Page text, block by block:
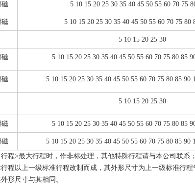
磁 5 10 15 20 25 30 35 40 45 50 55 60 70 75
磁 5 10 15 20 25 30 35 40 45 50 55 60 70 75 80
5 10 15 20 25 30
磁 5 10 15 20 25 30 35 40 45 50 55 60 70 75 80 85
磁 5 10 15 20 25 30 35 40 45 50 55 60 70 75 80 85 90
5 10 15 20 25 30
磁 5 10 15 20 25 30 35 40 45 50 55 60 70 75 80 85
磁 5 10 15 20 25 30 35 40 45 50 55 60 70 75 80 85 90
程>最大行程时，作非标处理，其他特殊行程请与本公司联系；
程以上一级标准行程改制而成，其外形尺寸为上一级标准行
形尺寸与其相同。